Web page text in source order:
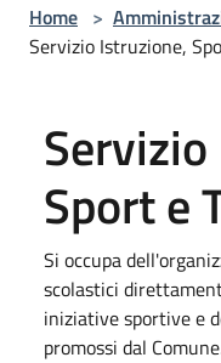
Home >
Servizio Istruzione,
Sport e
Si occupa
scolastici
iniziative sportive e
promossi dal